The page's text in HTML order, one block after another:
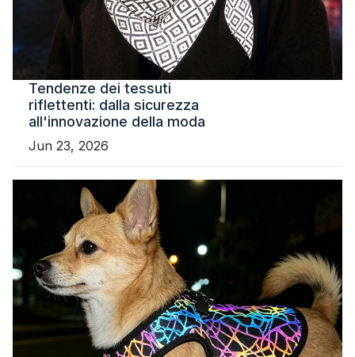
Tendenze dei tessuti
riflettenti: dalla sicurezza
all'innovazione della moda
Jun 23, 2026